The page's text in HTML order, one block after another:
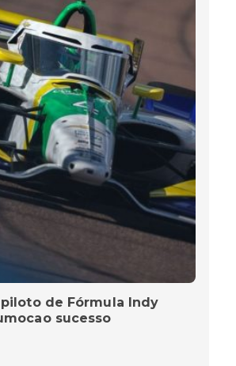
de Fórmula Indy
sucesso